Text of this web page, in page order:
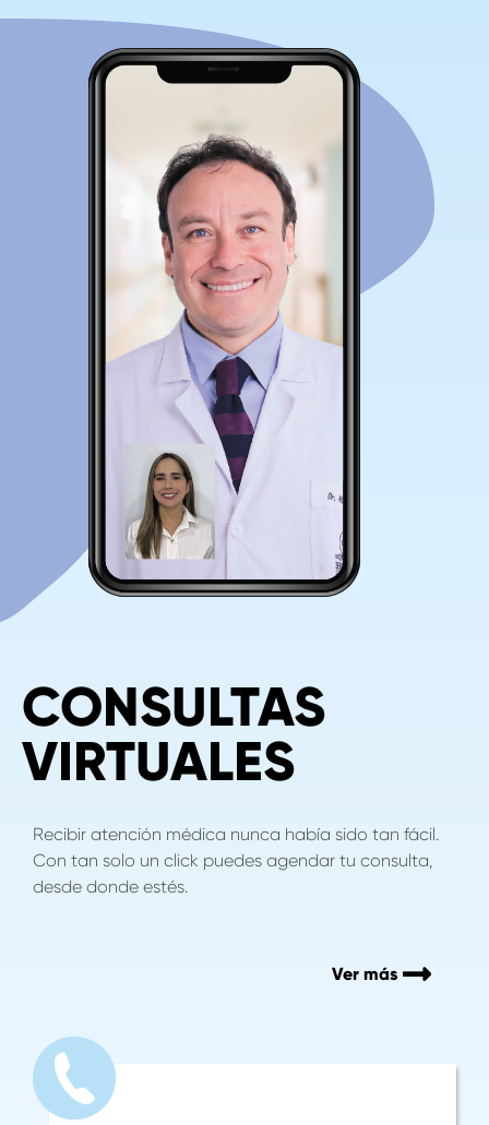
CONSULTAS
VIRTUALES
Recibir atención médica nunca había sido tan fácil.
Con tan solo un click puedes agendar tu consulta,
desde donde estés.
Ver más